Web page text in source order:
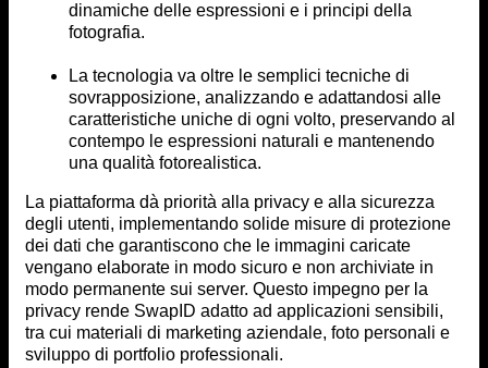
dinamiche delle espressioni e i principi della
fotografia.
La tecnologia va oltre le semplici tecniche di
sovrapposizione, analizzando e adattandosi alle
caratteristiche uniche di ogni volto, preservando al
contempo le espressioni naturali e mantenendo
una qualità fotorealistica.
La piattaforma dà priorità alla privacy e alla sicurezza
degli utenti, implementando solide misure di protezione
dei dati che garantiscono che le immagini caricate
vengano elaborate in modo sicuro e non archiviate in
modo permanente sui server. Questo impegno per la
privacy rende SwapID adatto ad applicazioni sensibili,
tra cui materiali di marketing aziendale, foto personali e
sviluppo di portfolio professionali.